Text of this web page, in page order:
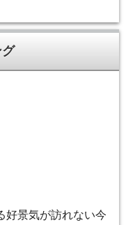
好景気が訪れない今